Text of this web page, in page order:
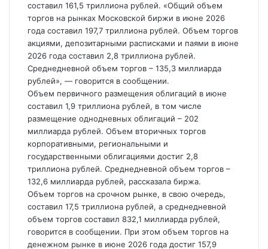
составил 161,5 триллиона рублей. «Общий объем
торгов на рынках Московской биржи в июне 2026
года составил 197,7 триллиона рублей. Объем торгов
акциями, депозитарными расписками и паями в июне
2026 года составил 2,8 триллиона рублей.
Среднедневной объем торгов – 135,3 миллиарда
рублей», — говорится в сообщении.
Объем первичного размещения облигаций в июне
составил 1,9 триллиона рублей, в том числе
размещение однодневных облигаций – 202
миллиарда рублей. Объем вторичных торгов
корпоративными, региональными и
государственными облигациями достиг 2,8
триллиона рублей. Среднедневной объем торгов –
132,6 миллиарда рублей, рассказала биржа.
Объем торгов на срочном рынке, в свою очередь,
составил 17,5 триллиона рублей, а среднедневной
объем торгов составил 832,1 миллиарда рублей,
говорится в сообщении. При этом объем торгов на
денежном рынке в июне 2026 года достиг 157,9